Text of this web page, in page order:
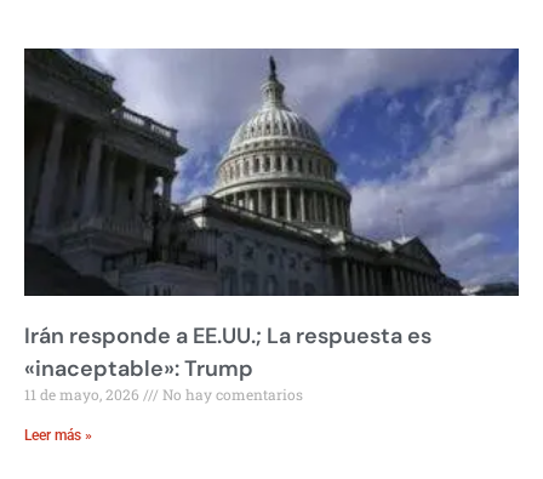
Irán responde a EE.UU.; La respuesta es
«inaceptable»: Trump
11 de mayo, 2026 No hay comentarios
Leer más »